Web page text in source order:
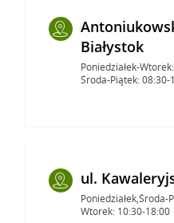
Białystok
Poniedziałek-
Środa-Piątek: 08:30-
ul.
Poniedziałek,Środa-
Wtorek: 10:30-18:00